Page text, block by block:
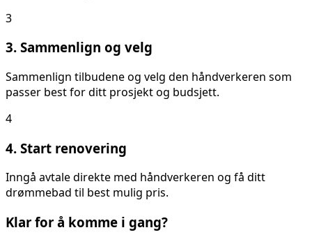
3
3. Sammenlign og velg
Sammenlign tilbudene og velg den håndverkeren som
passer best for ditt prosjekt og budsjett.
4
4. Start renovering
Inngå avtale direkte med håndverkeren og få ditt
drømmebad til best mulig pris.
Klar for å komme i gang?